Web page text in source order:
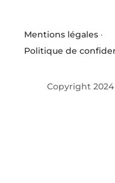
Mentions légales ·
Politique de
Copyright 2024